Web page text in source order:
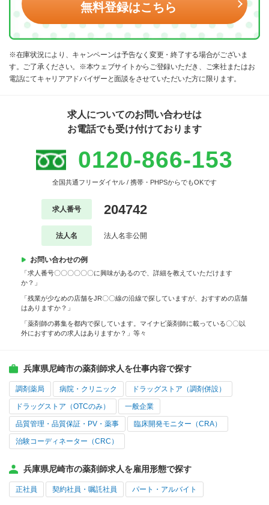
無料登録はこちら
※在庫状況により、キャンペーンは予告なく変更・終了する場合がございま
す。ご了承ください。※本ウェブサイトからご登録いただき、ご来社またはお
電話にてキャリアアドバイザーと面談をさせていただいた方に限ります。
求人についてのお問い合わせは
お電話でも受け付けております
0120-866-153
全国共通フリーダイヤル / 携帯・PHPSからでもOKです
求人番号 204742
法人名 法人名非公開
お問い合わせの例
「求人番号〇〇〇〇〇〇に興味があるので、詳細を教えていただけます
か？」
「残業が少なめの店舗をJR〇〇線の沿線で探していますが、おすすめの店舗
はありますか？」
「薬剤師の募集を都内で探しています。マイナビ薬剤師に載っている〇〇以
外におすすめの求人はありますか？」等々
兵庫県尼崎市の薬剤師求人を仕事内容で探す
調剤薬局 病院・クリニック ドラッグストア（調剤併設）
ドラッグストア（OTCのみ） 一般企業
品質管理・品質保証・PV・薬事 臨床開発モニター（CRA）
治験コーディネーター（CRC）
兵庫県尼崎市の薬剤師求人を雇用形態で探す
正社員 契約社員・嘱託社員 パート・アルバイト